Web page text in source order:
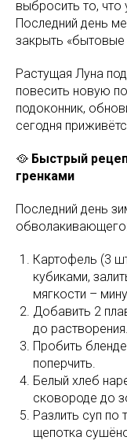
выбросить то, что
Последний день
закрыть «бытовые
Растущая Луна
повесить новую
подоконник,
сегодня
🥘 Быстрый
гренками
Последний день
Картофель (3
кубиками,
мягкости –
Добавить 2
до растворения.
Пробить
поперчить.
Белый хлеб
сковороде до
Разлить суп по
щепотка